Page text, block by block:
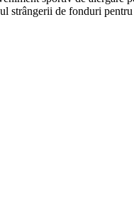
strângerii de fonduri